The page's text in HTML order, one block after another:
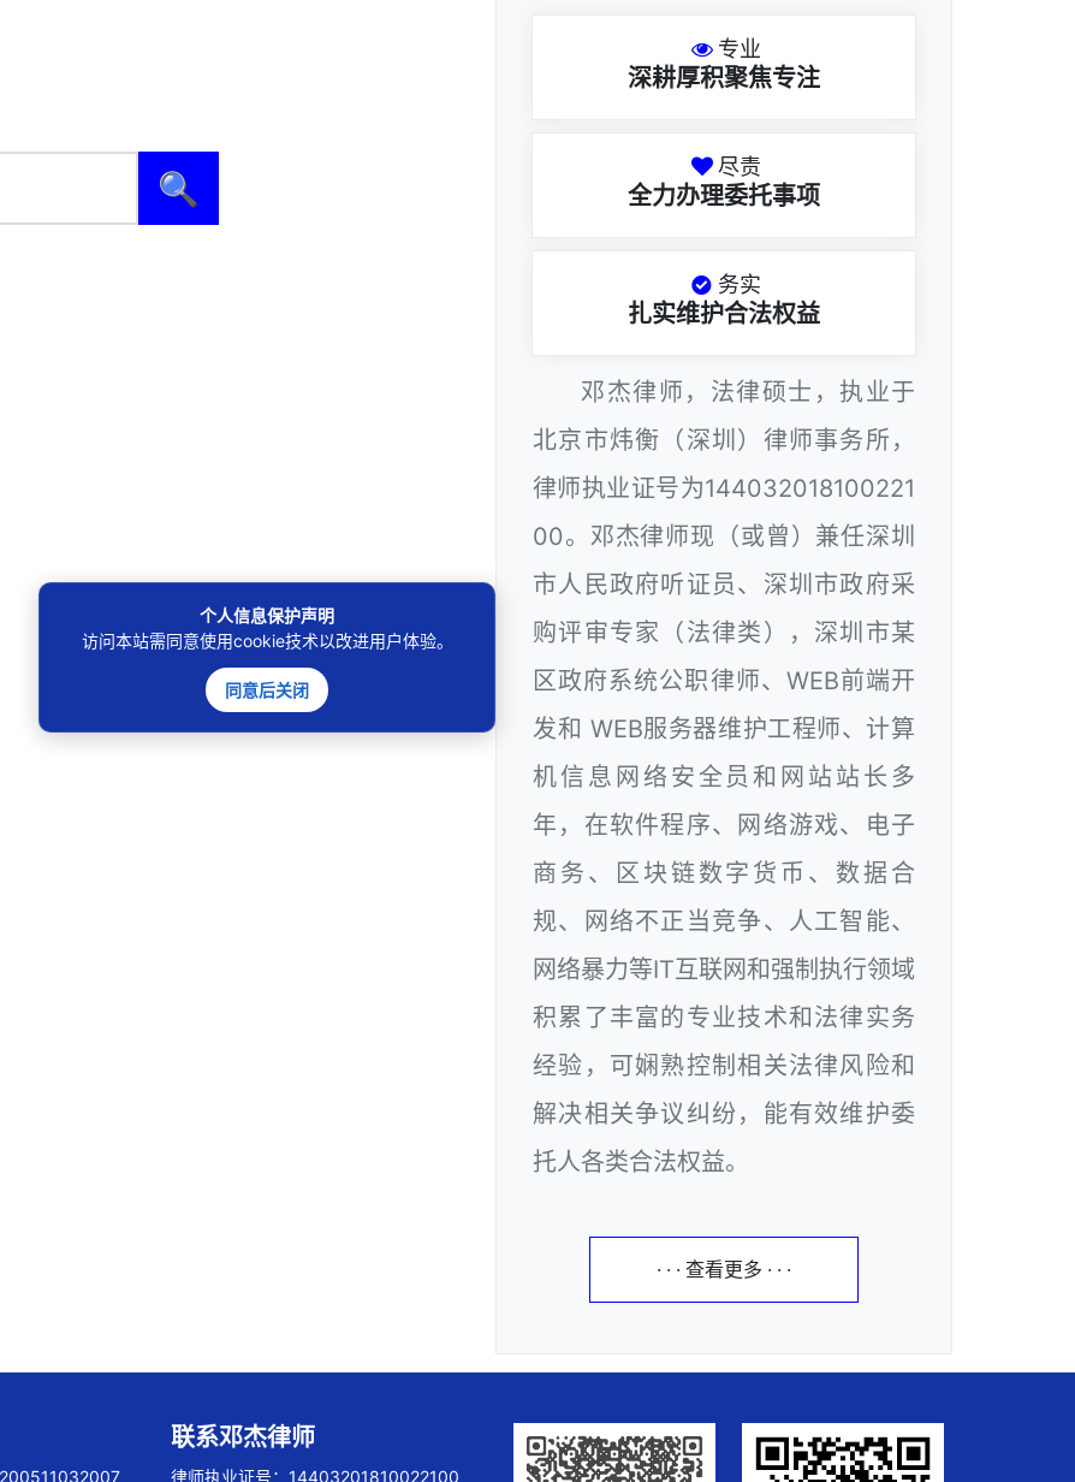
🔍
专业
深耕厚积聚焦专注
尽责
全力办理委托事项
务实
扎实维护合法权益
邓杰律师，法律硕士，执业于
北京市炜衡（深圳）律师事务所，
律师执业证号为144032018100221
00。邓杰律师现（或曾）兼任深圳
市人民政府听证员、深圳市政府采
购评审专家（法律类），深圳市某
区政府系统公职律师、WEB前端开
发和 WEB服务器维护工程师、计算
机信息网络安全员和网站站长多
年，在软件程序、网络游戏、电子
商务、区块链数字货币、数据合
规、网络不正当竞争、人工智能、
网络暴力等IT互联网和强制执行领域
积累了丰富的专业技术和法律实务
经验，可娴熟控制相关法律风险和
解决相关争议纠纷，能有效维护委
托人各类合法权益。
· · · 查看更多 · · ·
联系邓杰律师
律师执业证号：14403201810022100
个人信息保护声明
访问本站需同意使用cookie技术以改进用户体验。
同意后关闭